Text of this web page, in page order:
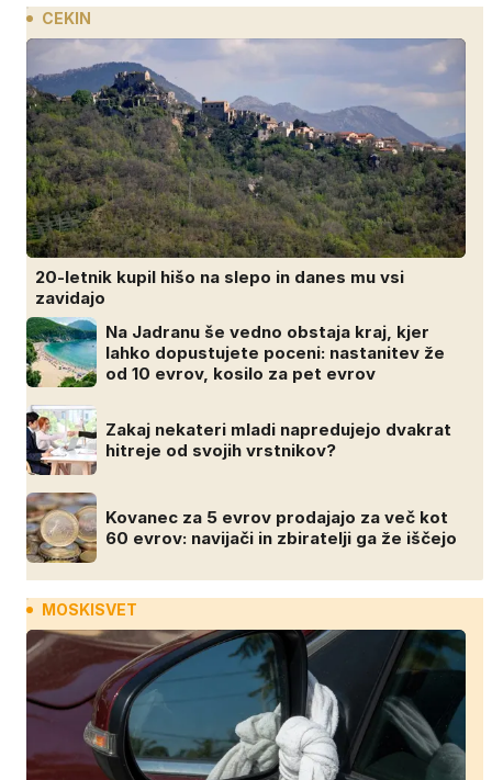
CEKIN
20-letnik kupil hišo na slepo in danes mu vsi
zavidajo
Na Jadranu še vedno obstaja kraj, kjer
lahko dopustujete poceni: nastanitev že
od 10 evrov, kosilo za pet evrov
Zakaj nekateri mladi napredujejo dvakrat
hitreje od svojih vrstnikov?
Kovanec za 5 evrov prodajajo za več kot
60 evrov: navijači in zbiratelji ga že iščejo
MOSKISVET